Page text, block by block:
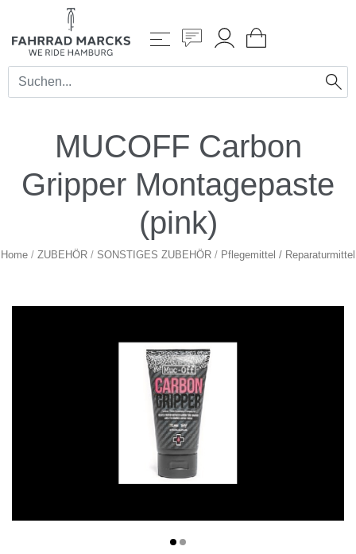
MUCOFF Carbon
Gripper Montagepaste
(pink)
Home / ZUBEHÖR / SONSTIGES ZUBEHÖR / Pflegemittel / Reparaturmittel